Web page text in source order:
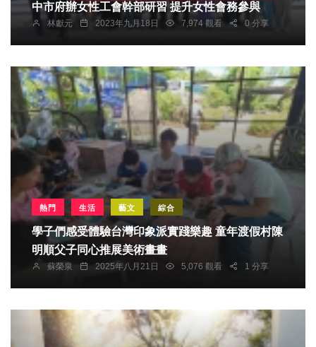
中市府辦女性工會幹部研習 提升女性會務參與
林獻元 2023年九月18日 7,974 觀看 0 分享
熱門 生活 藝文 綜合
學子們感受體驗台灣印象派實踐樂趣 童年渡假村陳
明順父子同心推展美術畫畫
蘇榮泉 2025年八月21日 5,076 觀看 1 分享